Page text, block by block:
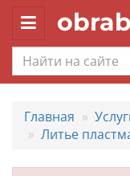
Toggle
navigation
Главная
Литье